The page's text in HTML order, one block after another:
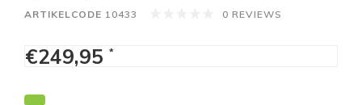
ARTIKELCODE 10433 0 REVIEWS
€249,95 *